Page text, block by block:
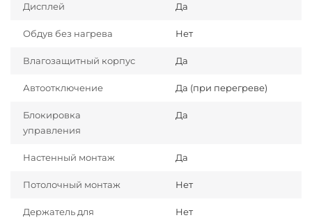
Дисплей Да
Обдув без нагрева Нет
Влагозащитный корпус Да
Автоотключение Да (при перегреве)
Блокировка
управления
Да
Настенный монтаж Да
Потолочный монтаж Нет
Держатель для
Нет